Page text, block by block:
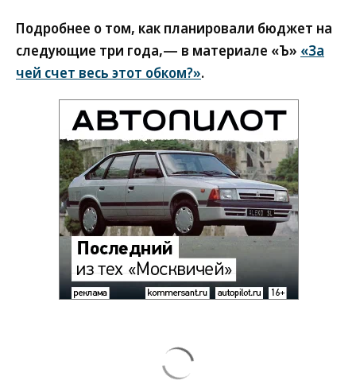
Подробнее о том, как планировали бюджет на
следующие три года,— в материале «Ъ» «За
чей счет весь этот обком?».